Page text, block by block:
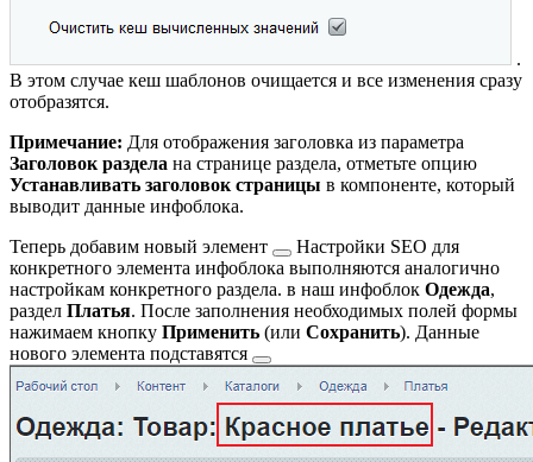
.
В этом случае кеш шаблонов очищается и все изменения сразу
отобразятся.
Примечание: Для отображения заголовка из параметра
Заголовок раздела на странице раздела, отметьте опцию
Устанавливать заголовок страницы в компоненте, который
выводит данные инфоблока.
Теперь добавим новый элемент
Настройки SEO для
конкретного элемента инфоблока выполняются аналогично
настройкам конкретного раздела. в наш инфоблок Одежда,
раздел Платья. После заполнения необходимых полей формы
нажимаем кнопку Применить (или Сохранить). Данные
нового элемента подставятся